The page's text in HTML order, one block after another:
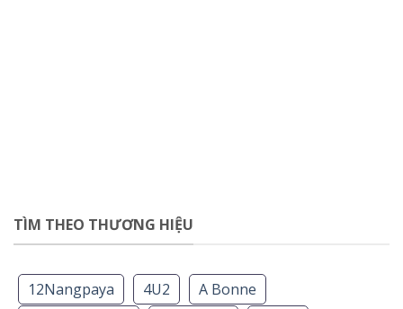
TÌM THEO THƯƠNG HIỆU
12Nangpaya 4U2 A Bonne